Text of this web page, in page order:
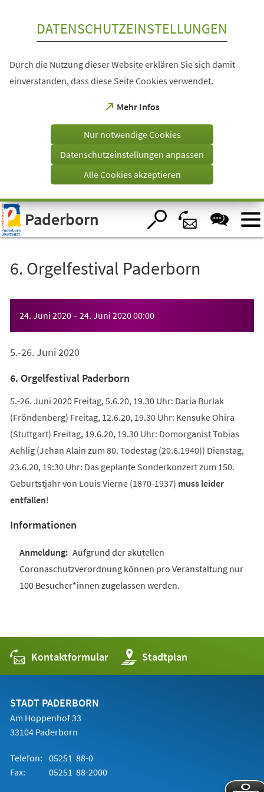
Visuelle
Assistenzsoftware
öffnen.
DATENSCHUTZEINSTELLUNGEN
Durch die Nutzung dieser Website erklären Sie sich damit
einverstanden, dass diese Seite Cookies verwendet.
Mehr Infos
(Öffnet
einem
Tab)
Nur notwendige Cookies
Datenschutzeinstellungen anpassen
Alle Cookies akzeptieren
Paderborn
6. Orgelfestival Paderborn
24. Juni 2020– 24. Juni 202000:00
5.-26. Juni 2020
6. Orgelfestival Paderborn
5.-26. Juni 2020 Freitag, 5.6.20, 19.30 Uhr: Daria Burlak
(Fröndenberg) Freitag, 12.6.20, 19.30 Uhr: Kensuke Ohira
(Stuttgart) Freitag, 19.6.20, 19.30 Uhr: Domorganist Tobias
Aehlig (Jehan Alain zum 80. Todestag (20.6.1940)) Dienstag,
23.6.20, 19:30 Uhr: Das geplante Sonderkonzert zum 150.
Geburtstjahr von Louis Vierne (1870-1937) muss leider
entfallen!
Informationen
Aufgrund der akutellen
Coronaschutzverordnung können pro Veranstaltung nur
100 Besucher*innen zugelassen werden.
Kontaktformular Stadtplan
(Öffnet
in
einem
STADT PADERBORN
Am Hoppenhof 33
33104 Paderborn
Telefon: 05251 88-0
Fax:
05251 88-2000